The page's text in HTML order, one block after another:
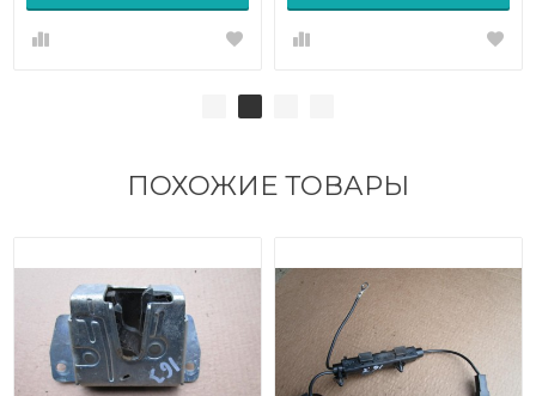
ПОХОЖИЕ ТОВАРЫ